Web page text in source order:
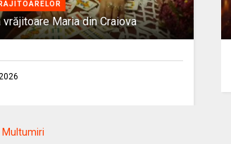
vrăjitoare Maria din Craiova
Multumiri